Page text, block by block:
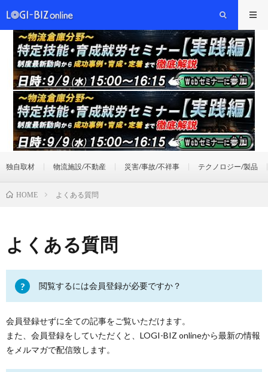
独自取材 物流施設/不動産 災害/事故/不祥事 テクノロジー/製品
HOME よくある質問
よくある質問
閲覧するには会員登録が必要ですか？
会員登録せずに全ての記事をご覧いただけます。
また、会員登録をしていただくと、LOGI-BIZ onlineから最新の情報
をメルマガで配信致します。